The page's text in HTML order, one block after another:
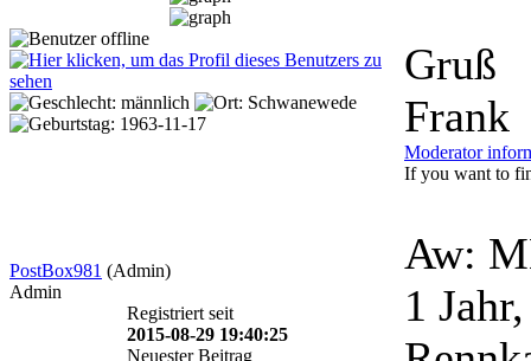
Gruß
Frank
Moderator
If you want to
PostBox981 (Admin)
Admin
Registriert seit
2015-08-29 19:40:25
Neuester Beitrag
Aw:
1